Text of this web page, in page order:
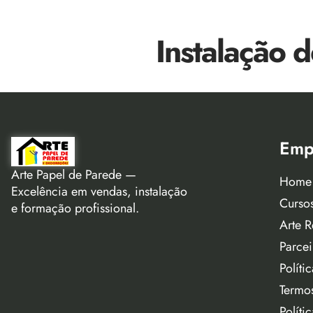
Instalação
Arte Papel de Parede —
Excelência em vendas, instalação
e formação profissional.
Home
Arte